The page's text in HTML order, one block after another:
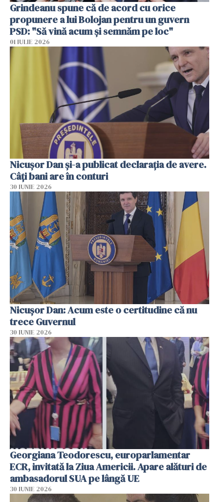
Grindeanu spune că de acord cu orice
propunere a lui Bolojan pentru un guvern
PSD: "Să vină acum și semnăm pe loc"
01 IULIE 2026
Nicuşor Dan şi-a publicat declaraţia de avere.
Câți bani are în conturi
30 IUNIE 2026
Nicușor Dan: Acum este o certitudine că nu
trece Guvernul
30 IUNIE 2026
Georgiana Teodorescu, europarlamentar
ECR, invitată la Ziua Americii. Apare alături de
ambasadorul SUA pe lângă UE
30 IUNIE 2026